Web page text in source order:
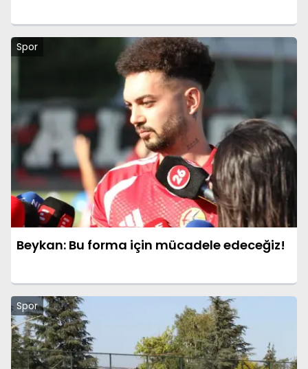
Spor
Beykan: Bu forma için mücadele edeceğiz!
Spor